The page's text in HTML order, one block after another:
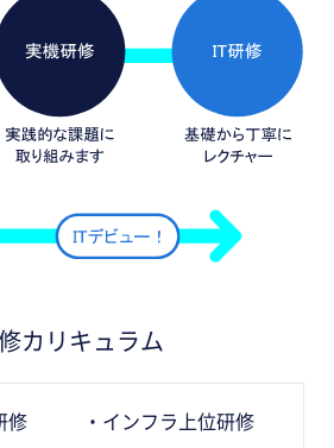
カリキュラム
修 インフラ上位研修